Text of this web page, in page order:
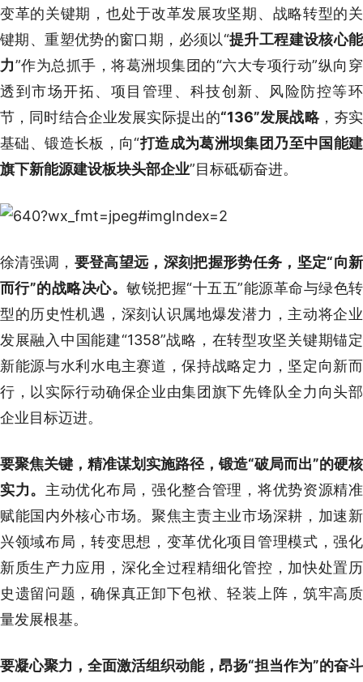
变革的关键期，也处于改革发展攻坚期、战略转型的关
键期、重塑优势的窗口期，必须以“提升工程建设核心能
力”作为总抓手，将葛洲坝集团的“六大专项行动”纵向穿
透到市场开拓、项目管理、科技创新、风险防控等环
节，同时结合企业发展实际提出的“136”发展战略，夯实
基础、锻造长板，向“打造成为葛洲坝集团乃至中国能建
旗下新能源建设板块头部企业”目标砥砺奋进。
徐清强调， 要登高望远，深刻把握形势任务，坚定“向新
而行”的战略决心。敏锐把握“十五五”能源革命与绿色转
型的历史性机遇，深刻认识属地爆发潜力，主动将企业
发展融入中国能建“1358”战略，在转型攻坚关键期锚定
新能源与水利水电主赛道，保持战略定力，坚定向新而
行，以实际行动确保企业由集团旗下先锋队全力向头部
企业目标迈进。
要聚焦关键，精准谋划实施路径，锻造“破局而出”的硬核
实力。 主动优化布局，强化整合管理，将优势资源精准
赋能国内外核心市场。聚焦主责主业市场深耕，加速新
兴领域布局，转变思想，变革优化项目管理模式，强化
新质生产力应用，深化全过程精细化管控，加快处置历
史遗留问题，确保真正卸下包袱、轻装上阵，筑牢高质
量发展根基。
要凝心聚力，全面激活组织动能，昂扬“担当作为”的奋斗